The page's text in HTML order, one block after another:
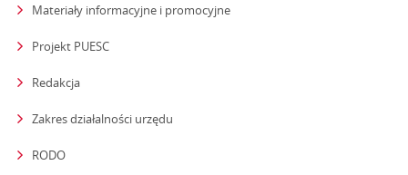
Materiały informacyjne i promocyjne
Projekt PUESC
Redakcja
Zakres działalności urzędu
RODO